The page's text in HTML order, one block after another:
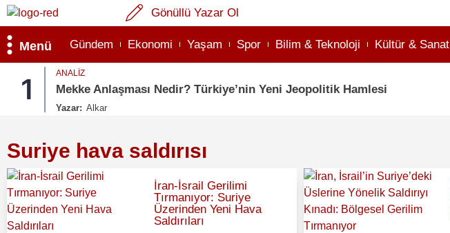
Gönüllü Yazar Ol
Menü Gündem Ekonomi Yaşam Spor Bilim & Teknoloji Kültür & Sanat
1 ANALIZ
Mekke Anlaşması Nedir? Türkiye’nin Yeni Jeopolitik Hamlesi
Yazar: Alkar
Suriye hava saldırısı
İran-İsrail Gerilimi
Tırmanıyor: Suriye
Üzerinden Yeni Hava
Saldırıları